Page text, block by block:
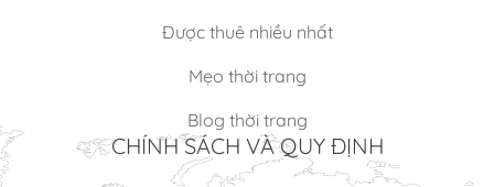
Được thuê nhiều nhất
Mẹo thời trang
Blog thời trang
CHÍNH SÁCH VÀ QUY ĐỊNH